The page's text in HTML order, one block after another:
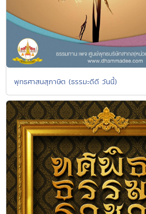
พุทธศาสนสุภาษิต (ธรรมะดีดี วันนี้)